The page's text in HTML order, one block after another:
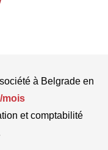
à Belgrade en
mois
et comptabilité